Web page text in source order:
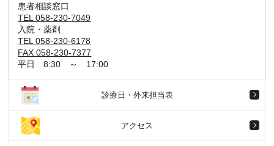
患者相談窓口
TEL 058-230-7049
入院・薬剤
TEL 058-230-6178
FAX 058-230-7377
平日 8:30 ～ 17:00
診療日・外来担当表
アクセス